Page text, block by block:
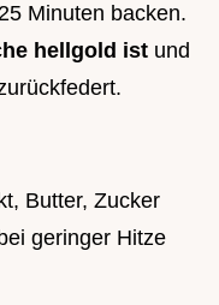
Minuten backen.
hellgold ist und
Butter, Zucker
geringer Hitze